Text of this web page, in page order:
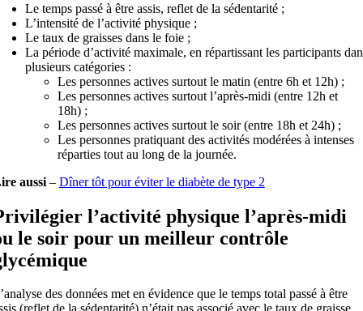
Le temps passé à être assis, reflet de la sédentarité ;
L’intensité de l’activité physique ;
Le taux de graisses dans le foie ;
La période d’activité maximale, en répartissant les participants
plusieurs catégories :
Les personnes actives surtout le matin (entre 6h et 12h) ;
Les personnes actives surtout l’après-midi (entre 12h et
18h) ;
Les personnes actives surtout le soir (entre 18h et 24h) ;
Les personnes pratiquant des activités modérées à intenses
réparties tout au long de la journée.
aussi– Dîner tôt pour éviter le diabète de type 2
l’activité physique l’après-midi
le soir pour un meilleur contrôle
des données met en évidence que le temps total passé à être